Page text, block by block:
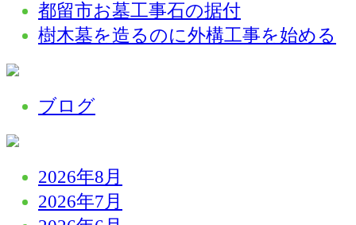
都留市お墓工事石の据付
樹木墓を造るのに外構工事を始める
ブログ
2026年8月
2026年7月